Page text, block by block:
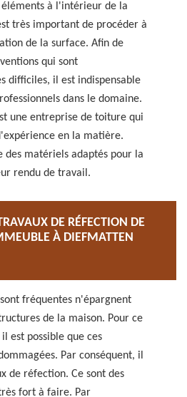
à l'intérieur de la
très important de procéder à
de la surface. Afin de
qui sont
difficiles, il est indispensable
dans le domaine.
une entreprise de toiture qui
en la matière.
des matériels adaptés pour la
rendu de travail.
DE RÉFECTION DE
À DIEFMATTEN
fréquentes n'épargnent
de la maison. Pour ce
est possible que ces
Par conséquent, il
de réfection. Ce sont des
fort à faire. Par